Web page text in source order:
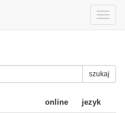
Toggle
szukaj
online jezyk